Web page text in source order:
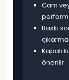
Cam
Baskı
Kapalı
önerilir